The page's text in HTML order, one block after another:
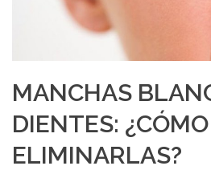
MANCHAS
DIENTES: ¿CÓMO
ELIMINARLAS?